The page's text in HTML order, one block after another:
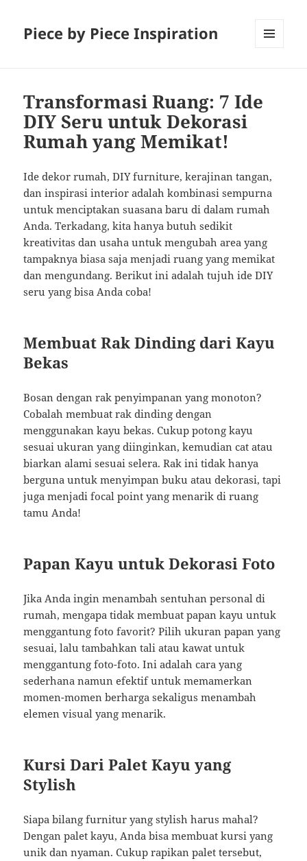
Piece by Piece Inspiration
Transformasi Ruang: 7 Ide
DIY Seru untuk Dekorasi
Rumah yang Memikat!
Ide dekor rumah, DIY furniture, kerajinan tangan,
dan inspirasi interior adalah kombinasi sempurna
untuk menciptakan suasana baru di dalam rumah
Anda. Terkadang, kita hanya butuh sedikit
kreativitas dan usaha untuk mengubah area yang
tampaknya biasa saja menjadi ruang yang memikat
dan mengundang. Berikut ini adalah tujuh ide DIY
seru yang bisa Anda coba!
Membuat Rak Dinding dari Kayu
Bekas
Bosan dengan rak penyimpanan yang monoton?
Cobalah membuat rak dinding dengan
menggunakan kayu bekas. Cukup potong kayu
sesuai ukuran yang diinginkan, kemudian cat atau
biarkan alami sesuai selera. Rak ini tidak hanya
berguna untuk menyimpan buku atau dekorasi, tapi
juga menjadi focal point yang menarik di ruang
tamu Anda!
Papan Kayu untuk Dekorasi Foto
Jika Anda ingin menambah sentuhan personal di
rumah, mengapa tidak membuat papan kayu untuk
menggantung foto favorit? Pilih ukuran papan yang
sesuai, lalu tambahkan tali atau kawat untuk
menggantung foto-foto. Ini adalah cara yang
sederhana namun efektif untuk memamerkan
momen-momen berharga sekaligus menambah
elemen visual yang menarik.
Kursi Dari Palet Kayu yang
Stylish
Siapa bilang furnitur yang stylish harus mahal?
Dengan palet kayu, Anda bisa membuat kursi yang
unik dan nyaman. Cukup rapikan palet tersebut,